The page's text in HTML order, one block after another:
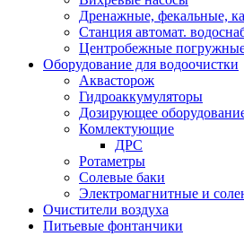
Дренажные, фекальные,
Станция автомат.
Центробежные
Оборудование для водоочистки
Аквасторож
Гидроаккумуляторы
Дозирующее
Комлектующие
ДРС
Ротаметры
Солевые баки
Электромагнитные и
Очистители воздуха
Питьевые фонтанчики